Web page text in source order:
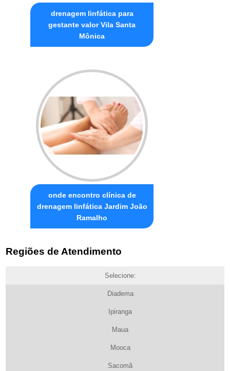
drenagem linfática para
gestante valor Vila Santa
Mônica
onde encontro clínica de
drenagem linfática Jardim João
Ramalho
Regiões de Atendimento
Selecione:
Diadema
Ipiranga
Maua
Mooca
Sacomã